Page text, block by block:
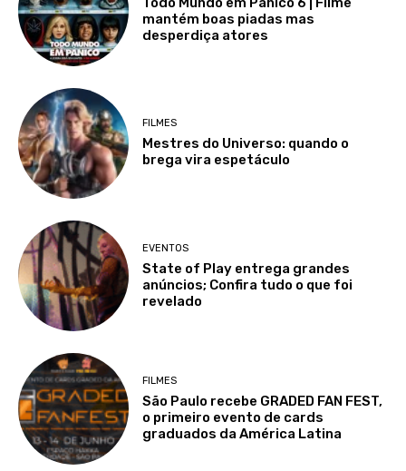
mantém boas piadas mas
desperdiça atores
FILMES
Mestres do Universo: quando o
brega vira espetáculo
EVENTOS
State of Play entrega grandes
anúncios; Confira tudo o que foi
revelado
FILMES
São Paulo recebe GRADED FAN FEST,
o primeiro evento de cards
graduados da América Latina